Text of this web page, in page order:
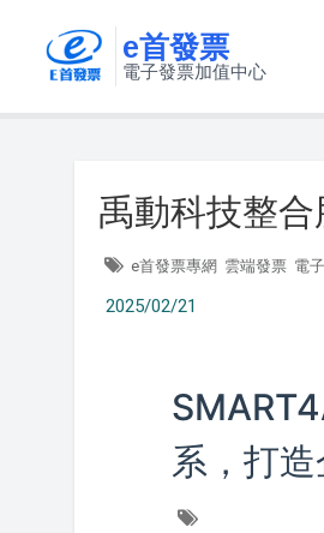
e首發票
電子發票加值中心
禹動科技整合
e首發票專網 雲端發票 電
2025/02/21
系，打